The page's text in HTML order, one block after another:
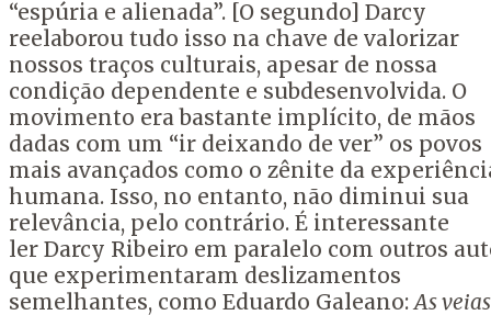
“espúria e alienada”. [O segundo] Darcy
reelaborou tudo isso na chave de valorizar
nossos traços culturais, apesar de nossa
condição dependente e subdesenvolvida. O
movimento era bastante implícito, de mãos
dadas com um “ir deixando de ver” os povos
mais avançados como o zênite da
humana. Isso, no entanto, não diminui sua
relevância, pelo contrário. É interessante
ler Darcy Ribeiro em paralelo com outros
que experimentaram deslizamentos
semelhantes, como Eduardo Galeano:As veias